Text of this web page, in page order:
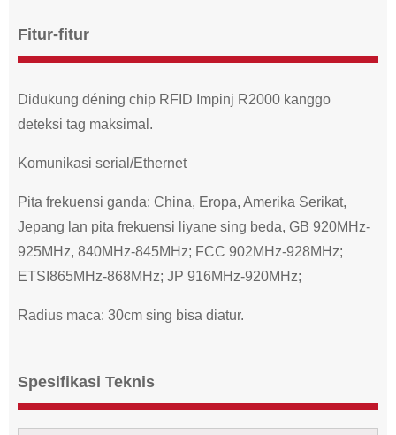
Fitur-fitur
Didukung déning chip RFID Impinj R2000 kanggo
deteksi tag maksimal.
Komunikasi serial/Ethernet
Pita frekuensi ganda: China, Eropa, Amerika Serikat,
Jepang lan pita frekuensi liyane sing beda, GB 920MHz-
925MHz, 840MHz-845MHz; FCC 902MHz-928MHz;
ETSI865MHz-868MHz; JP 916MHz-920MHz;
Radius maca: 30cm sing bisa diatur.
Spesifikasi Teknis